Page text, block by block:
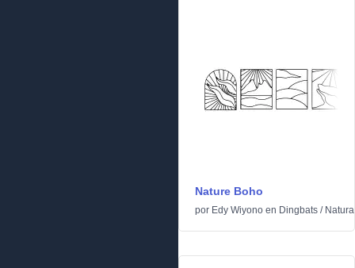
Nature Boho
por Edy Wiyono en Dingbats /